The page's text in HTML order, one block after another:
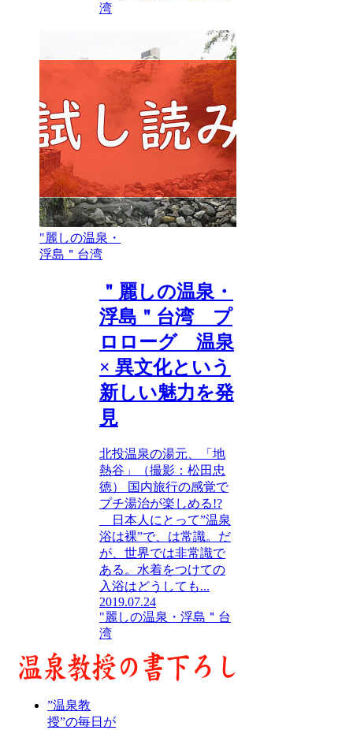
湾
"麗しの温泉・
浮島＂台湾
＂麗しの温泉・
浮島＂台湾 プ
ロローグ 温泉
× 異文化という
新しい魅力を発
見
北投温泉の湯元、「地
熱谷」（撮影：松田忠
徳） 国内旅行の感覚で
プチ湯治が楽しめる!?
日本人にとって”温泉
浴は裸”で、は常識。だ
が、世界では非常識で
ある。水着をつけての
入浴はどうしても...
2019.07.24
"麗しの温泉・浮島＂台
湾
”温泉教
授”の毎日が